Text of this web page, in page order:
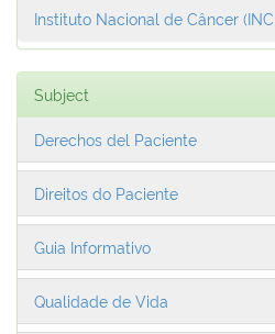
Instituto Nacional de Câncer (INC...
Subject
Derechos del Paciente
Direitos do Paciente
Guia Informativo
Qualidade de Vida